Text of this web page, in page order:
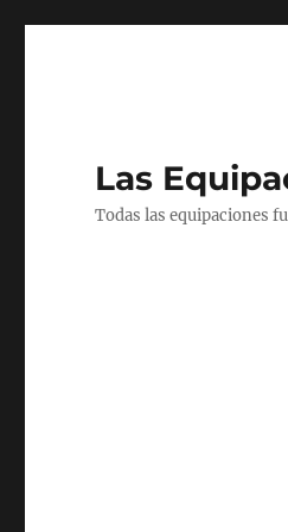
Las
Todas las equipaciones